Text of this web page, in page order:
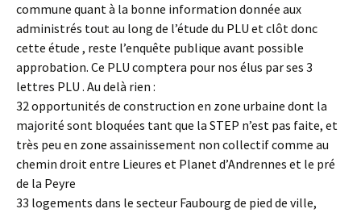
commune quant à la bonne information donnée aux
administrés tout au long de l’étude du PLU et clôt donc
cette étude , reste l’enquête publique avant possible
approbation. Ce PLU comptera pour nos élus par ses 3
lettres PLU . Au delà rien :
32 opportunités de construction en zone urbaine dont la
majorité sont bloquées tant que la STEP n’est pas faite, et
très peu en zone assainissement non collectif comme au
chemin droit entre Lieures et Planet d’Andrennes et le pré
de la Peyre
33 logements dans le secteur Faubourg de pied de ville,